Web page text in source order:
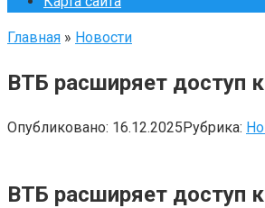
Главная » Новости
ВТБ расширяет доступ
Опубликовано: 16.12.2025Рубрика:
ВТБ расширяет доступ